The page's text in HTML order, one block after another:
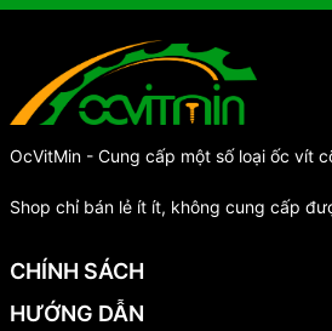
OcVitMin - Cung cấp một số loại ốc vít
Shop chỉ bán lẻ ít ít, không cung cấp
CHÍNH SÁCH
HƯỚNG DẪN